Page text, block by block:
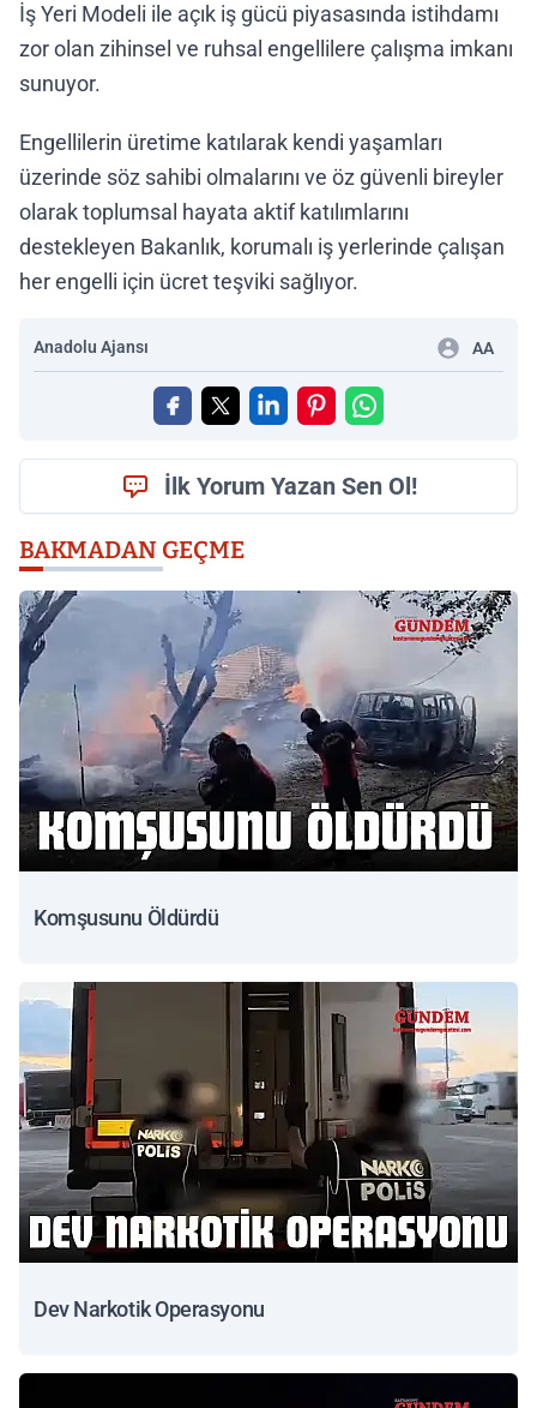
İş Yeri Modeli ile açık iş gücü piyasasında istihdamı
zor olan zihinsel ve ruhsal engellilere çalışma imkanı
sunuyor.
Engellilerin üretime katılarak kendi yaşamları
üzerinde söz sahibi olmalarını ve öz güvenli bireyler
olarak toplumsal hayata aktif katılımlarını
destekleyen Bakanlık, korumalı iş yerlerinde çalışan
her engelli için ücret teşviki sağlıyor.
Anadolu Ajansı AA
İlk Yorum Yazan Sen Ol!
BAKMADAN GEÇME
Komşusunu Öldürdü
Dev Narkotik Operasyonu